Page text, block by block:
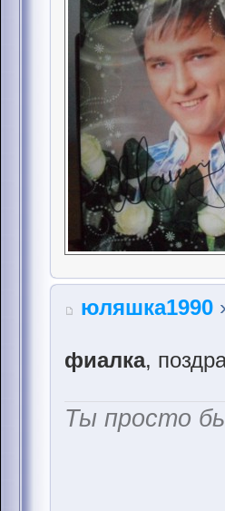
юляшка1990
фиалка,
Ты просто